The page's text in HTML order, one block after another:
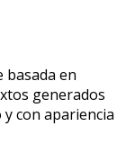
basada en
generados
con apariencia